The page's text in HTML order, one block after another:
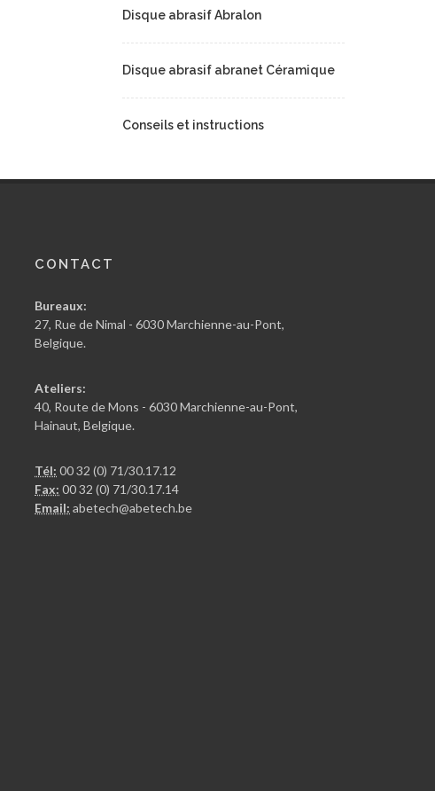
Disque abrasif Abralon
Disque abrasif abranet Céramique
Conseils et instructions
CONTACT
Bureaux:
27, Rue de Nimal - 6030 Marchienne-au-Pont,
Belgique.
Ateliers:
40, Route de Mons - 6030 Marchienne-au-Pont,
Hainaut, Belgique.
Tél: 00 32 (0) 71/30.17.12
Fax: 00 32 (0) 71/30.17.14
Email: abetech@abetech.be